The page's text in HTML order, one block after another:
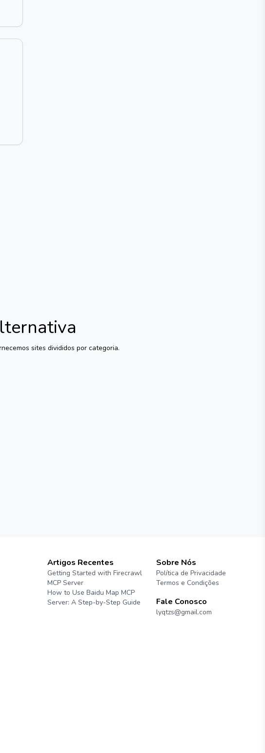
sites divididos por categoria.
Artigos Recentes
Getting Started with Firecrawl
MCP Server
How to Use Baidu Map MCP
Server: A Step-by-Step Guide
Sobre Nós
Política de Privacidade
Termos e Condições
Fale Conosco
lyqtzs@gmail.com